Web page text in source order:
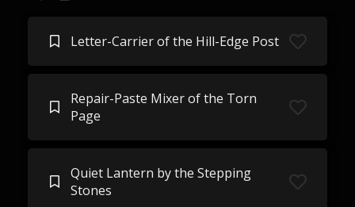
Letter-Carrier of the Hill-Edge Post
Repair-Paste Mixer of the Torn
Page
Quiet Lantern by the Stepping
Stones